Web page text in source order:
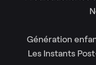
Génération
Les Instants